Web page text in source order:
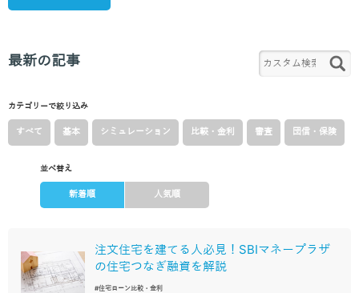
最新の記事
カテゴリーで絞り込み
すべて 基本 シミュレーション 比較・金利 審査 団信・保険
並べ替え
新着順 人気順
注文住宅を建てる人必見！SBIマネープラザ
の住宅つなぎ融資を解説
#住宅ローン比較・金利